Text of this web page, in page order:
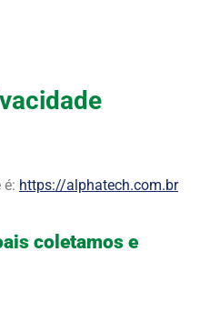
é: https://alphatech.com.br
coletamos e